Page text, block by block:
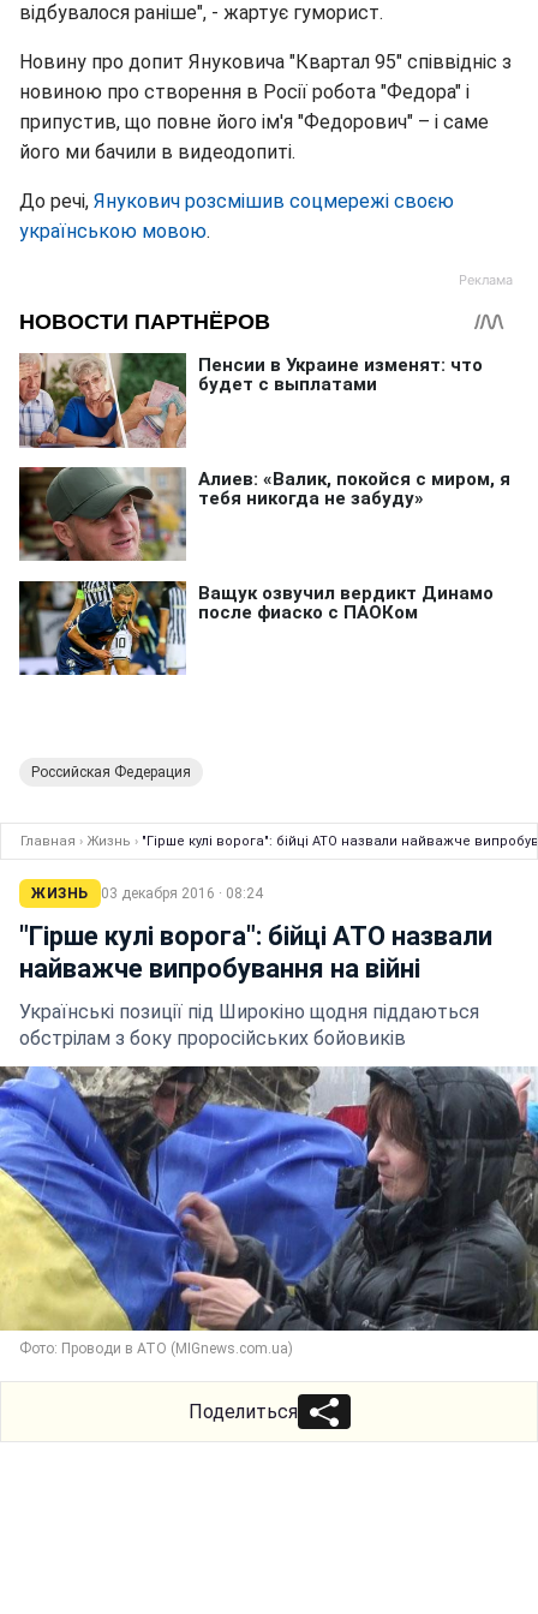
відбувалося раніше", - жартує гуморист.
Новину про допит Януковича "Квартал 95" співвідніс з
новиною про створення в Росії робота "Федора" і
припустив, що повне його ім'я "Федорович" – і саме
його ми бачили в видеодопиті.
До речі, Янукович розсмішив соцмережі своєю
українською мовою.
Российская Федерация
Главная › Жизнь › "Гірше кулі ворога": бійці АТО назвали найважче
ЖИЗНЬ 03 декабря 2016 · 08:24
"Гірше кулі ворога": бійці АТО назвали
найважче випробування на війні
Українські позиції під Широкіно щодня піддаються
обстрілам з боку проросійських бойовиків
Фото: Проводи в АТО (MIGnews.com.ua)
Поделиться